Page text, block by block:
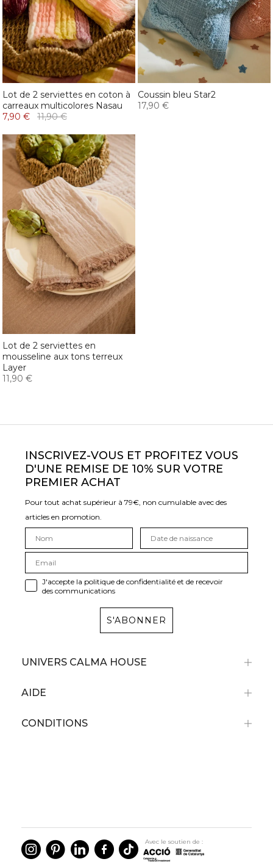
Lot de 2 serviettes en coton à
carreaux multicolores Nasau
7,90 €
11,90 €
Coussin bleu Star2
17,90 €
Lot de 2 serviettes en
mousseline aux tons terreux
Layer
11,90 €
INSCRIVEZ-VOUS ET PROFITEZ VOUS
D'UNE REMISE DE 10% SUR VOTRE
PREMIER ACHAT
Pour tout achat supérieur à 79€, non cumulable avec des
articles en promotion.
J'accepte la politique de confidentialité et de recevoir
des communications
S'ABONNER
UNIVERS CALMA HOUSE
AIDE
CONDITIONS
Avec le soutien de :